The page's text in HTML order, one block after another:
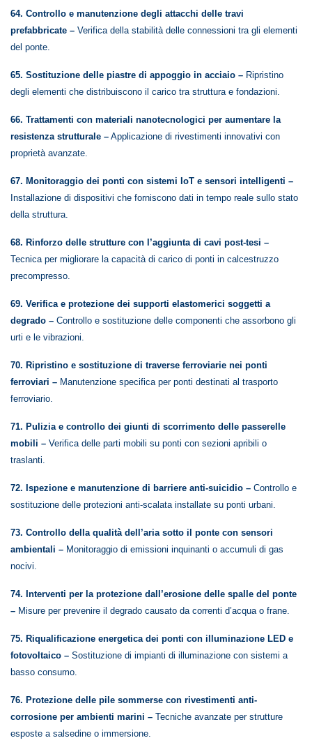
64. Controllo e manutenzione degli attacchi delle travi
prefabbricate – Verifica della stabilità delle connessioni tra gli elementi
del ponte.
65. Sostituzione delle piastre di appoggio in acciaio – Ripristino
degli elementi che distribuiscono il carico tra struttura e fondazioni.
66. Trattamenti con materiali nanotecnologici per aumentare la
resistenza strutturale – Applicazione di rivestimenti innovativi con
proprietà avanzate.
67. Monitoraggio dei ponti con sistemi IoT e sensori intelligenti –
Installazione di dispositivi che forniscono dati in tempo reale sullo stato
della struttura.
68. Rinforzo delle strutture con l’aggiunta di cavi post-tesi –
Tecnica per migliorare la capacità di carico di ponti in calcestruzzo
precompresso.
69. Verifica e protezione dei supporti elastomerici soggetti a
degrado – Controllo e sostituzione delle componenti che assorbono gli
urti e le vibrazioni.
70. Ripristino e sostituzione di traverse ferroviarie nei ponti
ferroviari – Manutenzione specifica per ponti destinati al trasporto
ferroviario.
71. Pulizia e controllo dei giunti di scorrimento delle passerelle
mobili – Verifica delle parti mobili su ponti con sezioni apribili o
traslanti.
72. Ispezione e manutenzione di barriere anti-suicidio – Controllo e
sostituzione delle protezioni anti-scalata installate su ponti urbani.
73. Controllo della qualità dell’aria sotto il ponte con sensori
ambientali – Monitoraggio di emissioni inquinanti o accumuli di gas
nocivi.
74. Interventi per la protezione dall’erosione delle spalle del ponte
– Misure per prevenire il degrado causato da correnti d’acqua o frane.
75. Riqualificazione energetica dei ponti con illuminazione LED e
fotovoltaico – Sostituzione di impianti di illuminazione con sistemi a
basso consumo.
76. Protezione delle pile sommerse con rivestimenti anti-
corrosione per ambienti marini – Tecniche avanzate per strutture
esposte a salsedine o immersione.